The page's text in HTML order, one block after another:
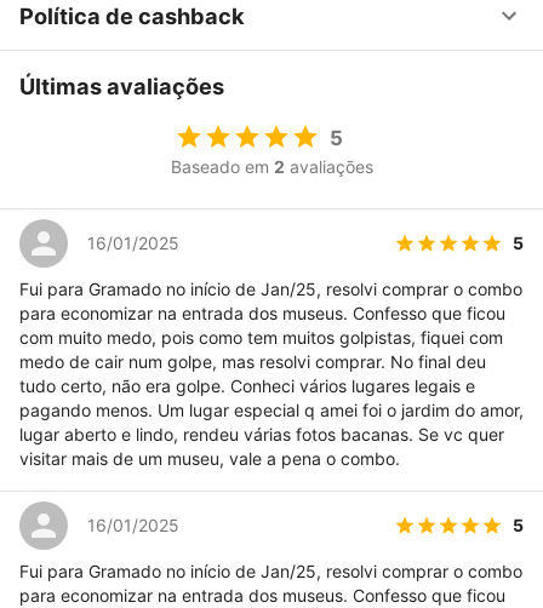
Política de cashback
Últimas avaliações
5
Baseado em 2 avaliações
16/01/2025 5
Fui para Gramado no início de Jan/25, resolvi comprar o combo
para economizar na entrada dos museus. Confesso que ficou
com muito medo, pois como tem muitos golpistas, fiquei com
medo de cair num golpe, mas resolvi comprar. No final deu
tudo certo, não era golpe. Conheci vários lugares legais e
pagando menos. Um lugar especial q amei foi o jardim do amor,
lugar aberto e lindo, rendeu várias fotos bacanas. Se vc quer
visitar mais de um museu, vale a pena o combo.
16/01/2025 5
Fui para Gramado no início de Jan/25, resolvi comprar o combo
para economizar na entrada dos museus. Confesso que ficou